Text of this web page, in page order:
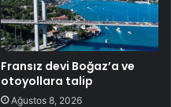
Fransız devi Boğaz’a ve
otoyollara talip
Ağustos 8, 2026